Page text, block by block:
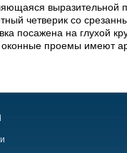
выразительной
четверик со
посажена на глухой
проемы имеют